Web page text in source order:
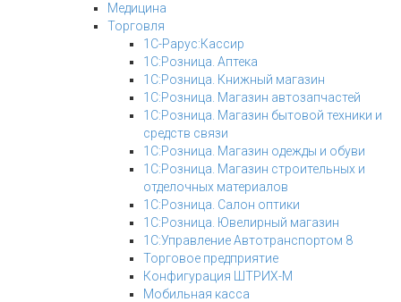
Медицина
Торговля
1С-Рарус:Кассир
1С:Розница. Аптека
1С:Розница. Книжный магазин
1С:Розница. Магазин автозапчастей
1С:Розница. Магазин бытовой техники и
средств связи
1С:Розница. Магазин одежды и обуви
1С:Розница. Магазин строительных и
отделочных материалов
1С:Розница. Салон оптики
1С:Розница. Ювелирный магазин
1С:Управление Автотранспортом 8
Торговое предприятие
Конфигурация ШТРИХ-М
Мобильная касса